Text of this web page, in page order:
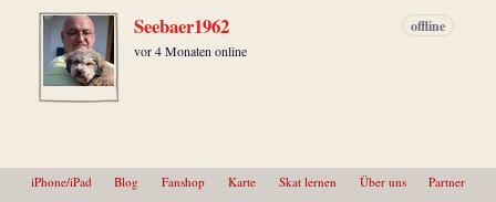
Seebaer1962 offline
vor 4 Monaten online
iPhone/iPad Blog Fanshop Karte Skat lernen Über uns Partner